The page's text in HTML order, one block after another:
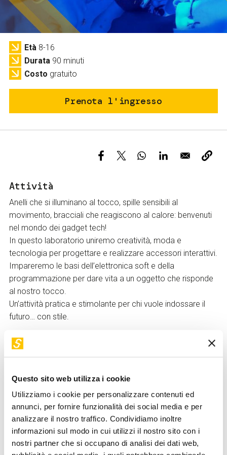
Questo sito web utilizza i cookie
Utilizziamo i cookie per personalizzare contenuti ed
annunci, per fornire funzionalità dei social media e per
analizzare il nostro traffico. Condividiamo inoltre
informazioni sul modo in cui utilizzi il nostro sito con i
nostri partner che si occupano di analisi dei dati web,
Servizi e accessibilità
Contatti
Biglietti
Età 8-16
Durata 90 minuti
Costo gratuito
Prenota l'ingresso
Attività
Anelli che si illuminano al tocco, spille sensibili al
movimento, bracciali che reagiscono al calore: benvenuti
nel mondo dei gadget tech!
In questo laboratorio uniremo creatività, moda e
tecnologia per progettare e realizzare accessori interattivi.
Impareremo le basi dell’elettronica soft e della
programmazione per dare vita a un oggetto che risponde
al nostro tocco.
Un’attività pratica e stimolante per chi vuole indossare il
futuro… con stile.
Ogni partecipante, alla fine del laboratorio potrà portare a
Laboratorio realizzato con
Modalità di partecipazione